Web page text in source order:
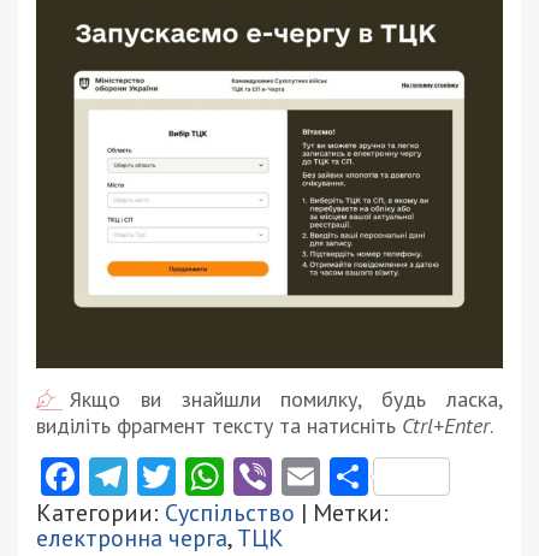
Якщо ви знайшли помилку, будь ласка,
виділіть фрагмент тексту та натисніть Ctrl+Enter.
Facebook
Telegram
Twitter
WhatsApp
ViberEmail
Категории: Суспільство | Метки:
електронна черга,ТЦК